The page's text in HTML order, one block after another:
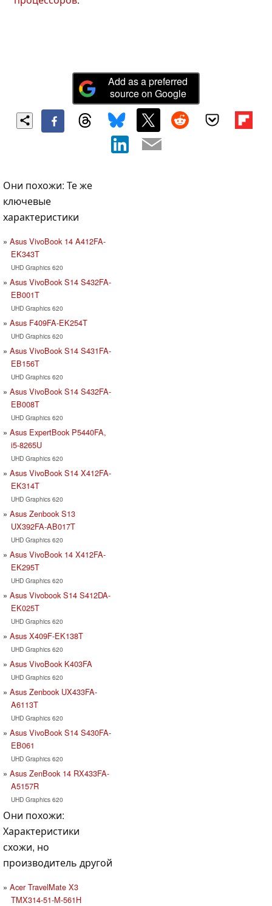
Add as a preferred
source on Google
Они похожи: Те же
ключевые
характеристики
Asus VivoBook 14 A412FA-
EK343T
UHD Graphics 620
Asus VivoBook S14 S432FA-
EB001T
UHD Graphics 620
Asus F409FA-EK254T
UHD Graphics 620
Asus VivoBook S14 S431FA-
EB156T
UHD Graphics 620
Asus VivoBook S14 S432FA-
EB008T
UHD Graphics 620
Asus ExpertBook P5440FA,
i5-8265U
UHD Graphics 620
Asus VivoBook S14 X412FA-
EK314T
UHD Graphics 620
Asus Zenbook S13
UX392FA-AB017T
UHD Graphics 620
Asus VivoBook 14 X412FA-
EK295T
UHD Graphics 620
Asus Vivobook S14 S412DA-
EK025T
UHD Graphics 620
Asus X409F-EK138T
UHD Graphics 620
Asus VivoBook K403FA
UHD Graphics 620
Asus Zenbook UX433FA-
A6113T
UHD Graphics 620
Asus VivoBook S14 S430FA-
EB061
UHD Graphics 620
Asus ZenBook 14 RX433FA-
A5157R
UHD Graphics 620
Они похожи:
Характеристики
схожи, но
производитель другой
Acer TravelMate X3
TMX314-51-M-561H